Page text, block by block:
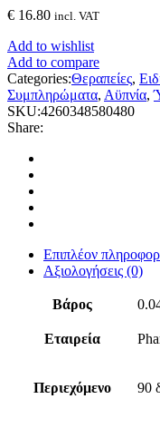
€ 16.80 incl. VAT
Add to wishlist
Add to compare
Categories:Θεραπείες,
Συμπληρώματα, Αϋπνία,
SKU:4260348580480
Share:
Επιπλέον
Αξιολογήσεις (0)
Βάρος
Εταιρεία
Περιεχόμενο 90